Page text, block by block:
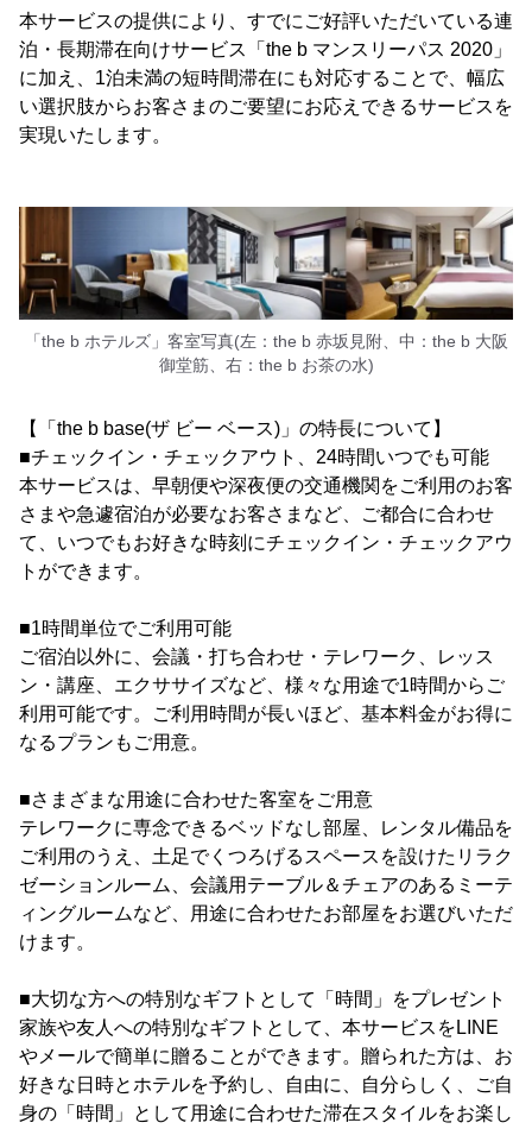
本サービスの提供により、すでにご好評いただいている連
泊・長期滞在向けサービス「the b マンスリーパス 2020」
に加え、1泊未満の短時間滞在にも対応することで、幅広
い選択肢からお客さまのご要望にお応えできるサービスを
実現いたします。
「the b ホテルズ」客室写真(左：the b 赤坂見附、中：the b 大阪
御堂筋、右：the b お茶の水)
【「the b base(ザ ビー ベース)」の特長について】
■チェックイン・チェックアウト、24時間いつでも可能
本サービスは、早朝便や深夜便の交通機関をご利用のお客
さまや急遽宿泊が必要なお客さまなど、ご都合に合わせ
て、いつでもお好きな時刻にチェックイン・チェックアウ
トができます。
■1時間単位でご利用可能
ご宿泊以外に、会議・打ち合わせ・テレワーク、レッス
ン・講座、エクササイズなど、様々な用途で1時間からご
利用可能です。ご利用時間が長いほど、基本料金がお得に
なるプランもご用意。
■さまざまな用途に合わせた客室をご用意
テレワークに専念できるベッドなし部屋、レンタル備品を
ご利用のうえ、土足でくつろげるスペースを設けたリラク
ゼーションルーム、会議用テーブル＆チェアのあるミーテ
ィングルームなど、用途に合わせたお部屋をお選びいただ
けます。
■大切な方への特別なギフトとして「時間」をプレゼント
家族や友人への特別なギフトとして、本サービスをLINE
やメールで簡単に贈ることができます。贈られた方は、お
好きな日時とホテルを予約し、自由に、自分らしく、ご自
身の「時間」として用途に合わせた滞在スタイルをお楽し